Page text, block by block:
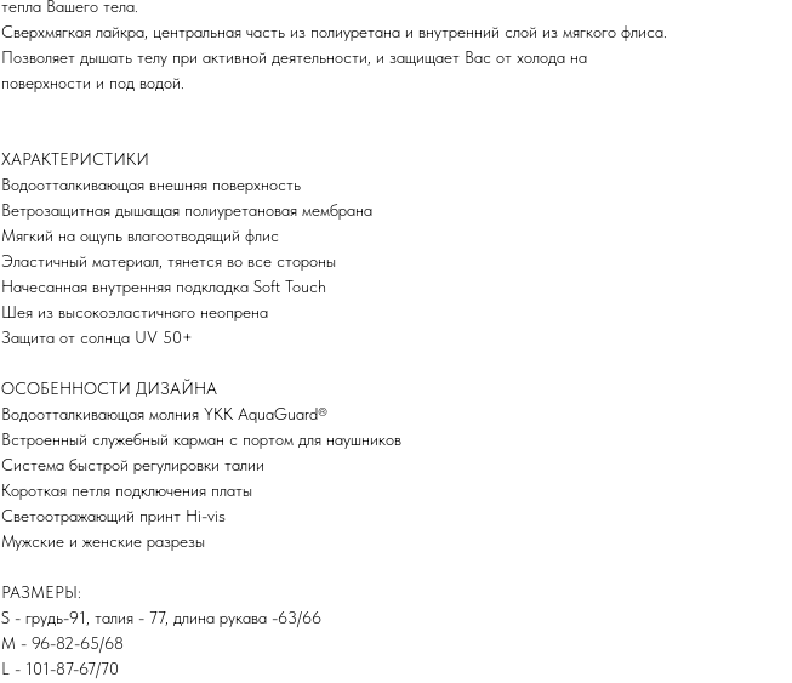
тепла Вашего тела.
Сверхмягкая лайкра, центральная часть из полиуретана и внутренний слой из мягкого флиса.
Позволяет дышать телу при активной деятельности, и защищает Вас от холода на
поверхности и под водой.
ХАРАКТЕРИСТИКИ
Водоотталкивающая внешняя поверхность
Ветрозащитная дышащая полиуретановая мембрана
Мягкий на ощупь влагоотводящий флис
Эластичный материал, тянется во все стороны
Начесанная внутренняя подкладка Soft Touch
Шея из высокоэластичного неопрена
Защита от солнца UV 50+
ОСОБЕННОСТИ ДИЗАЙНА
Водоотталкивающая молния YKK AquaGuard®
Встроенный служебный карман с портом для наушников
Система быстрой регулировки талии
Короткая петля подключения платы
Светоотражающий принт Hi-vis
Мужские и женские разрезы
РАЗМЕРЫ:
S - грудь-91, талия - 77, длина рукава -63/66
M - 96-82-65/68
L - 101-87-67/70